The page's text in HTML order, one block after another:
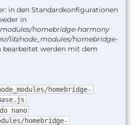
in den Standardkonfigurationen
in
homebridge-harmony
lib/node_modules/homebridge-
bearbeitet werden mit dem
homebridge-
nano
homebridge-